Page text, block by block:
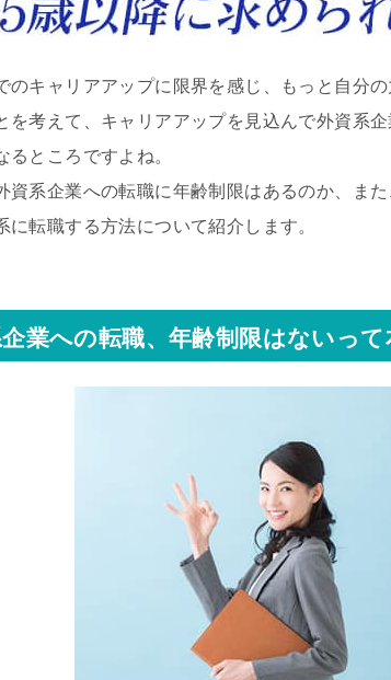
のキャリアアップに限界を感じ、もっと自分
を考えて、キャリアアップを見込んで外資系
ところですよね。
資系企業への転職に年齢制限はあるのか、ま
に転職する方法について紹介します。
業への転職、年齢制限はないって